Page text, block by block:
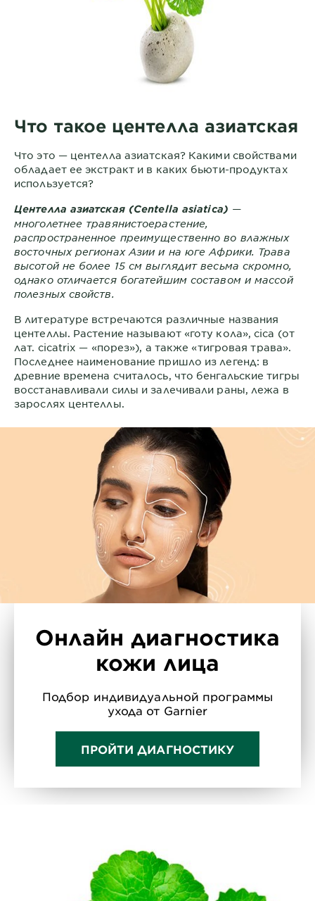
Что такое центелла азиатская
Что это — центелла азиатская? Какими свойствами
обладает ее экстракт и в каких бьюти-продуктах
используется?
Центелла азиатская (Centella asiatica) —
многолетнее травянистоерастение,
распространенное преимущественно во влажных
восточных регионах Азии и на юге Африки. Трава
высотой не более 15 см выглядит весьма скромно,
однако отличается богатейшим составом и массой
полезных свойств.
В литературе встречаются различные названия
центеллы. Растение называют «готу кола», cica (от
лат. cicatrix — «порез»), а также «тигровая трава».
Последнее наименование пришло из легенд: в
древние времена считалось, что бенгальские тигры
восстанавливали силы и залечивали раны, лежа в
зарослях центеллы.
Онлайн диагностика
кожи лица
Подбор индивидуальной программы
ухода от Garnier
ПРОЙТИ ДИАГНОСТИКУ